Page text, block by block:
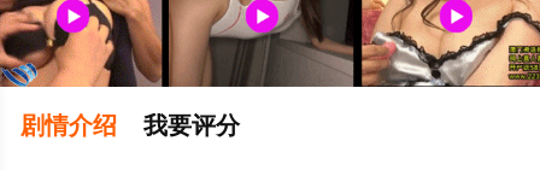
剧情介绍 我要评分